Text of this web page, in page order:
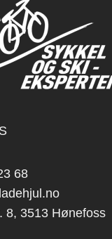
68
8, 3513 Hønefoss